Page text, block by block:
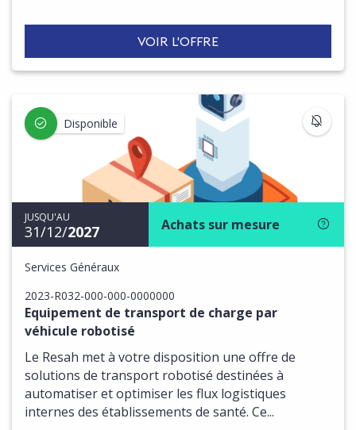
VOIR L'OFFRE
Disponible
JUSQU'AU
31/12/2027 Achats sur mesure
Services Généraux
2023-R032-000-000-0000000
Equipement de transport de charge par
véhicule robotisé
Le Resah met à votre disposition une offre de
solutions de transport robotisé destinées à
automatiser et optimiser les flux logistiques
internes des établissements de santé. Ce...